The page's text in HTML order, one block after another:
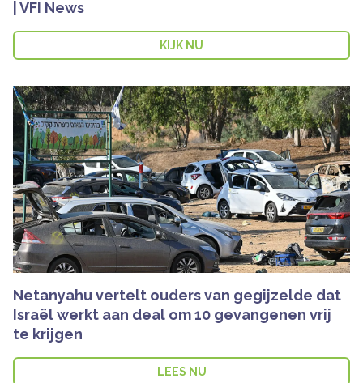
| VFI News
KIJK NU
Netanyahu vertelt ouders van gegijzelde dat
Israël werkt aan deal om 10 gevangenen vrij
te krijgen
LEES NU